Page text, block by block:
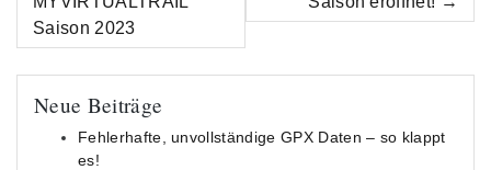
Navigation
Saison 2023
Neue Beiträge
Fehlerhafte, unvollständige GPX Daten – so klappt
es!